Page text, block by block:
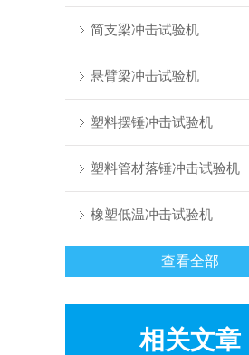
简支梁冲击试验机
悬臂梁冲击试验机
塑料摆锤冲击试验机
塑料管材落锤冲击试验机
橡塑低温冲击试验机
查看全部
相关文章